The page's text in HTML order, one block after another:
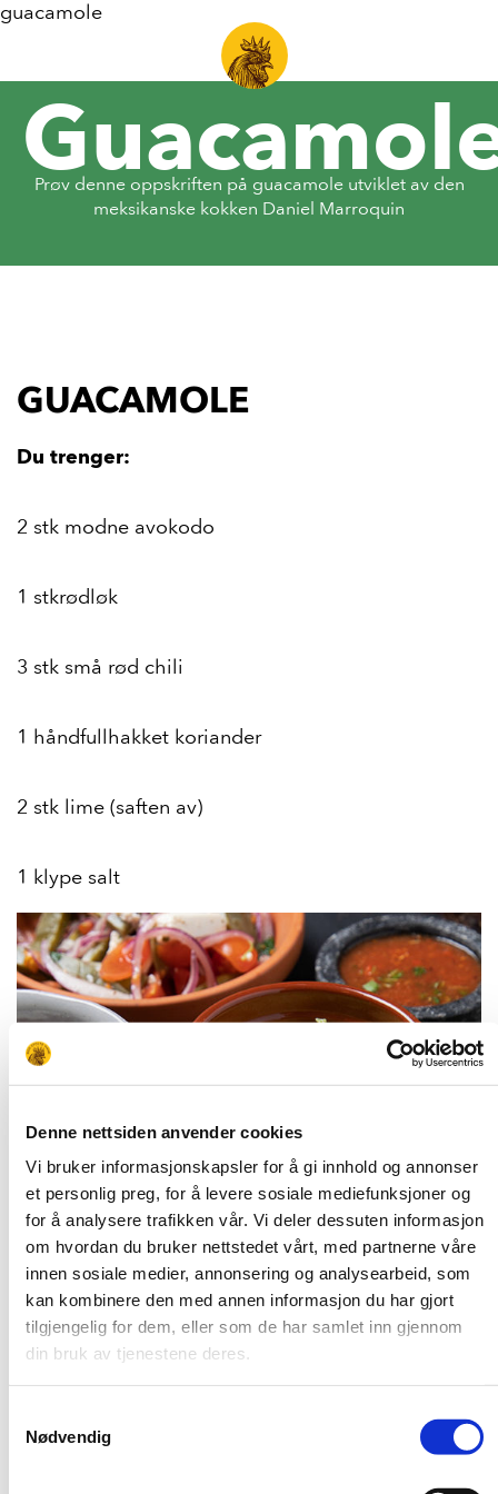
Denne nettsiden anvender cookies
Vi bruker informasjonskapsler for å gi innhold og annonser
et personlig preg, for å levere sosiale mediefunksjoner og
for å analysere trafikken vår. Vi deler dessuten informasjon
om hvordan du bruker nettstedet vårt, med partnerne våre
innen sosiale medier, annonsering og analysearbeid, som
kan kombinere den med annen informasjon du har gjort
tilgjengelig for dem, eller som de har samlet inn gjennom
din bruk av tjenestene deres.
Nødvendig
guacamole
Prøv denne oppskriften på guacamole utviklet av den
meksikanske kokken Daniel Marroquin
GUACAMOLE
Du trenger:
2 stk modne avokodo
1 stkrødløk
3 stk små rød chili
1 håndfullhakket koriander
2 stk lime (saften av)
1 klype salt